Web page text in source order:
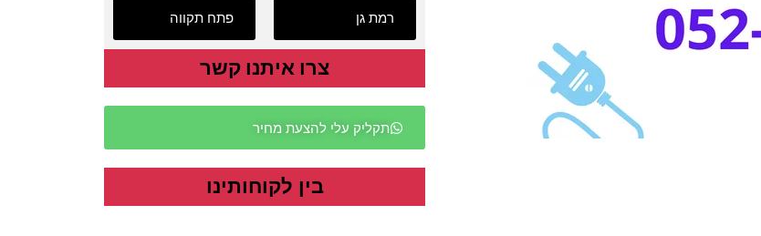
רמת גן פתח תקווה
צרו איתנו קשר
תקליק עלי להצעת מחיר
בין לקוחותינו